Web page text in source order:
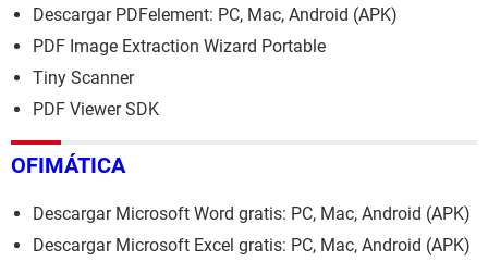
Descargar PDFelement: PC, Mac, Android (APK)
PDF Image Extraction Wizard Portable
Tiny Scanner
PDF Viewer SDK
OFIMÁTICA
Descargar Microsoft Word gratis: PC, Mac, Android (APK)
Descargar Microsoft Excel gratis: PC, Mac, Android (APK)